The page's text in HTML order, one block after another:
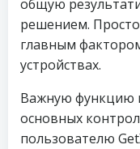
общую
решением.
главным
устройствах.
Важную функцию
основных
пользователю